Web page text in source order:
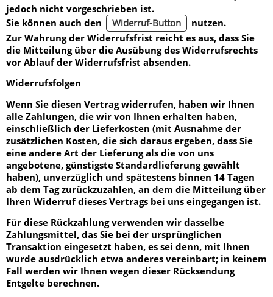
jedoch nicht vorgeschrieben ist.
Sie können auch den
Widerruf-Button
nutzen.
Zur Wahrung der Widerrufsfrist reicht es aus, dass Sie
die Mitteilung über die Ausübung des Widerrufsrechts
vor Ablauf der Widerrufsfrist absenden.
Widerrufsfolgen
Wenn Sie diesen Vertrag widerrufen, haben wir Ihnen
alle Zahlungen, die wir von Ihnen erhalten haben,
einschließlich der Lieferkosten (mit Ausnahme der
zusätzlichen Kosten, die sich daraus ergeben, dass Sie
eine andere Art der Lieferung als die von uns
angebotene, günstigste Standardlieferung gewählt
haben), unverzüglich und spätestens binnen 14 Tagen
ab dem Tag zurückzuzahlen, an dem die Mitteilung über
Ihren Widerruf dieses Vertrags bei uns eingegangen ist.
Für diese Rückzahlung verwenden wir dasselbe
Zahlungsmittel, das Sie bei der ursprünglichen
Transaktion eingesetzt haben, es sei denn, mit Ihnen
wurde ausdrücklich etwa anderes vereinbart; in keinem
Fall werden wir Ihnen wegen dieser Rücksendung
Entgelte berechnen.